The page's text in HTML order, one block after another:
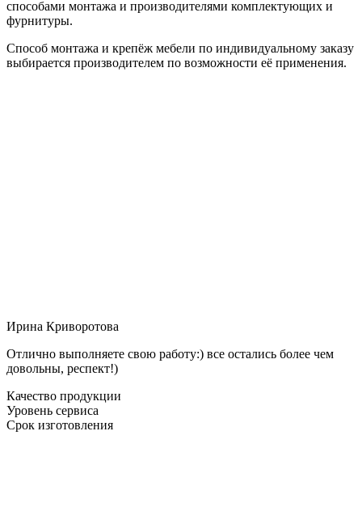
способами монтажа и производителями комплектующих и
фурнитуры.
Способ монтажа и крепёж мебели по индивидуальному заказу
выбирается производителем по возможности её применения.
Ирина Криворотова
Отлично выполняете свою работу:) все остались более чем
довольны, респект!)
Качество продукции
Уровень сервиса
Срок изготовления